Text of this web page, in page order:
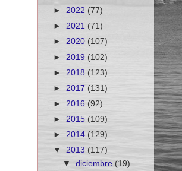
► 2022 (77)
► 2021 (71)
► 2020 (107)
► 2019 (102)
► 2018 (123)
► 2017 (131)
► 2016 (92)
► 2015 (109)
► 2014 (129)
▼ 2013 (117)
▼diciembre (19)